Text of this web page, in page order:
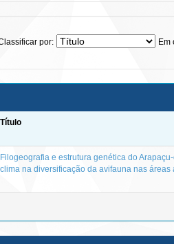
por: Em
Título
Filogeografia e estrutura genética do
clima na diversificação da avifauna nas áreas